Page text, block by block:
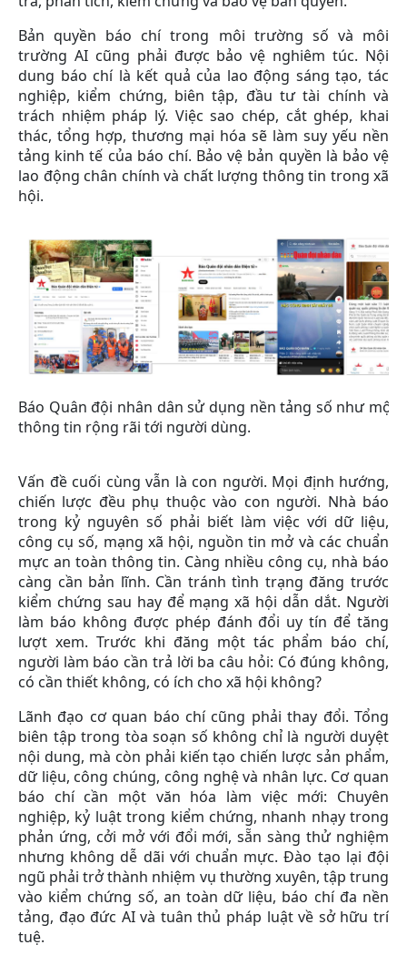
Bản quyền báo chí trong môi trường số và môi
trường AI cũng phải được bảo vệ nghiêm túc. Nội
dung báo chí là kết quả của lao động sáng tạo, tác
nghiệp, kiểm chứng, biên tập, đầu tư tài chính và
trách nhiệm pháp lý. Việc sao chép, cắt ghép, khai
thác, tổng hợp, thương mại hóa sẽ làm suy yếu nền
tảng kinh tế của báo chí. Bảo vệ bản quyền là bảo vệ
lao động chân chính và chất lượng thông tin trong xã
hội.
Báo Quân đội nhân dân sử dụng nền tảng số như
thông tin rộng rãi tới người dùng.
Vấn đề cuối cùng vẫn là con người. Mọi định hướng,
chiến lược đều phụ thuộc vào con người. Nhà báo
trong kỷ nguyên số phải biết làm việc với dữ liệu,
công cụ số, mạng xã hội, nguồn tin mở và các chuẩn
mực an toàn thông tin. Càng nhiều công cụ, nhà báo
càng cần bản lĩnh. Cần tránh tình trạng đăng trước
kiểm chứng sau hay để mạng xã hội dẫn dắt. Người
làm báo không được phép đánh đổi uy tín để tăng
lượt xem. Trước khi đăng một tác phẩm báo chí,
người làm báo cần trả lời ba câu hỏi: Có đúng không,
có cần thiết không, có ích cho xã hội không?
Lãnh đạo cơ quan báo chí cũng phải thay đổi. Tổng
biên tập trong tòa soạn số không chỉ là người duyệt
nội dung, mà còn phải kiến tạo chiến lược sản phẩm,
dữ liệu, công chúng, công nghệ và nhân lực. Cơ quan
báo chí cần một văn hóa làm việc mới: Chuyên
nghiệp, kỷ luật trong kiểm chứng, nhanh nhạy trong
phản ứng, cởi mở với đổi mới, sẵn sàng thử nghiệm
nhưng không dễ dãi với chuẩn mực. Đào tạo lại đội
ngũ phải trở thành nhiệm vụ thường xuyên, tập trung
vào kiểm chứng số, an toàn dữ liệu, báo chí đa nền
tảng, đạo đức AI và tuân thủ pháp luật về sở hữu trí
tuệ.